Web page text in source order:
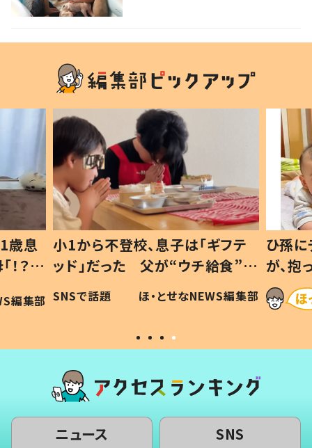
歳息
？」
編集部
小1から不登校、息子は「ギフテ
ッド」だった 父が“ウチ給食”を
作り続ける理由とは #令和の親
#令和の子
SNSで話題 ほ・とせなNEWS編集部
ひ孫
が、
「涙が
い」
ニュース SNS